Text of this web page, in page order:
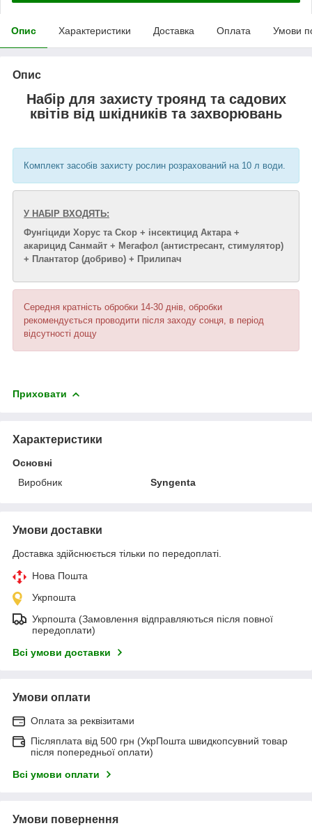
Опис Характеристики Доставка Оплата Умови
Опис
Набір для захисту троянд та садових
квітів від шкідників та захворювань
Комплект засобів захисту рослин розрахований на 10 л води.
У НАБІР ВХОДЯТЬ:
Фунгіциди Хорус та Скор + інсектицид Актара +
акарицид Санмайт + Мегафол (антистресант, стимулятор)
+ Плантатор (добриво) + Прилипач
Середня кратність обробки 14-30 днів, обробки
рекомендується проводити після заходу сонця, в період
відсутності дощу
Приховати
Характеристики
Основні
Виробник
Syngenta
Умови доставки
Доставка здійснюється тільки по передоплаті.
Нова Пошта
Укрпошта
Укрпошта (Замовлення відправляються після повної
передоплати)
Всі умови доставки
Умови оплати
Оплата за реквізитами
Післяплата від 500 грн (УкрПошта швидкопсувний товар
після попередньої оплати)
Всі умови оплати
Умови повернення